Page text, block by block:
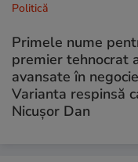
Politică
Primele nume
premier tehnocrat
avansate în
Varianta respinsă
Nicușor Dan